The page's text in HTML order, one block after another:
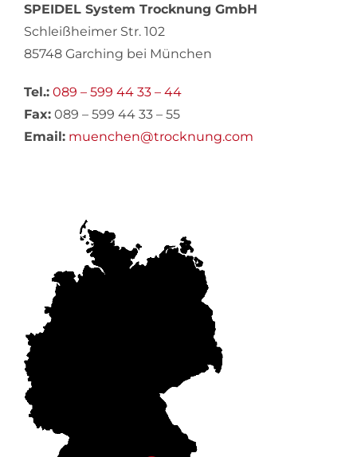
Berlin
Frankfurt am Main
Gießen
Dresden
München
Dependancen
SPEIDEL System Trocknung GmbH
Schleißheimer Str. 102
85748 Garching bei München
Tel.: 089 – 599 44 33 – 44
Fax:089 – 599 44 33 – 55
Email: muenchen@trocknung.com